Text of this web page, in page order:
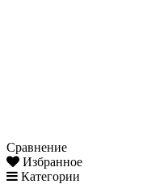
Сравнение
Избранное
Категории